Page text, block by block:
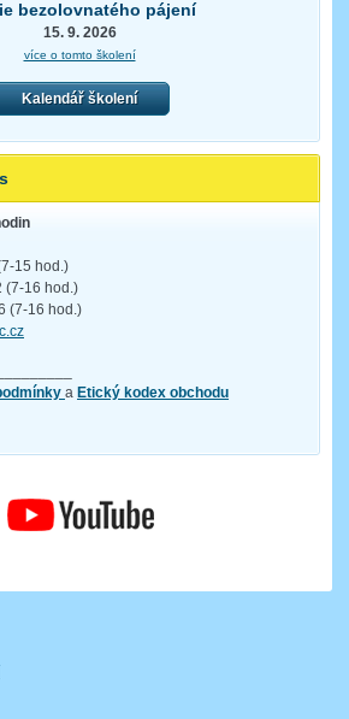
bezolovnatého pájení
15. 9. 2026
více o tomto školení
Kalendář školení
15 hod.)
(7-16 hod.)
(7-16 hod.)
a Etický kodex obchodu